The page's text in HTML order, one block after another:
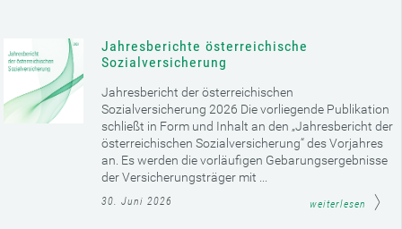
Jahresberichte österreichische
Sozialversicherung
Jahresbericht der österreichischen
Sozialversicherung 2026 Die vorliegende Publikation
schließt in Form und Inhalt an den „Jahresbericht der
österreichischen Sozialversicherung“ des Vorjahres
an. Es werden die vorläufigen Gebarungsergebnisse
der Versicherungsträger mit ...
30. Juni 2026 weiterlesen